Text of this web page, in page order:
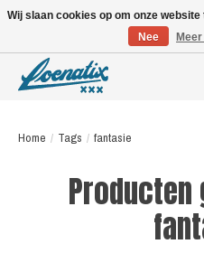
Home / Tags / fantasie
Wij slaan cookies op om onze
Nee